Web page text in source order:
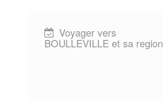
Voyager vers
BOULLEVILLE et sa region